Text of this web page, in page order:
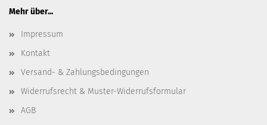
Mehr über...
Impressum
Kontakt
Versand- & Zahlungsbedingungen
Widerrufsrecht & Muster-Widerrufsformular
AGB